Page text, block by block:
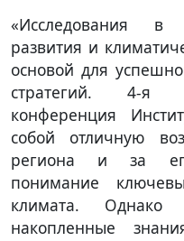
«Исследования в
развития и
основой для
стратегий. 4-я
конференция
собой отличную
региона и за
понимание
климата. Однако
накопленные